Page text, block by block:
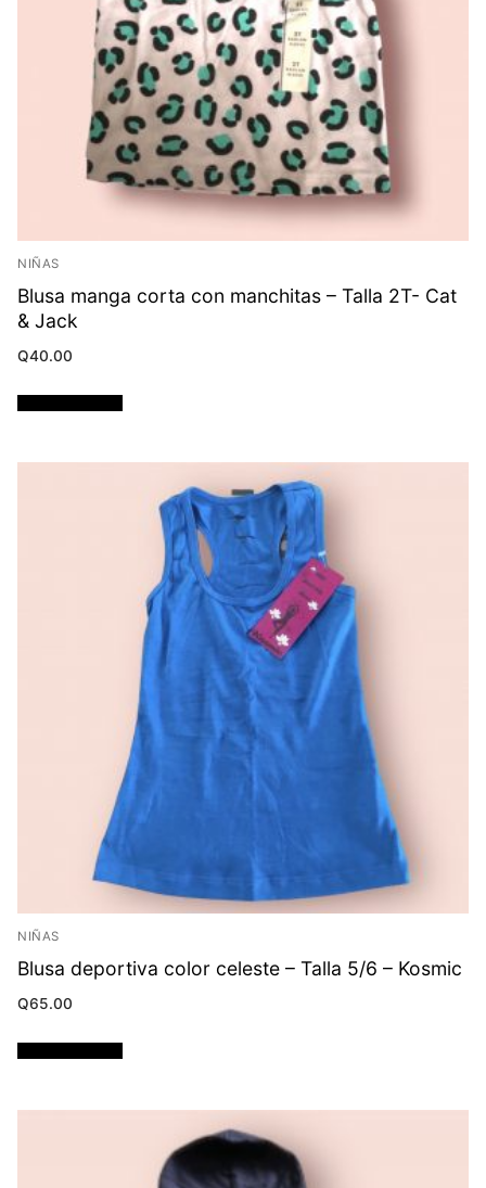
NIÑAS
Blusa manga corta con manchitas – Talla 2T- Cat
& Jack
Q40.00
NIÑAS
Blusa deportiva color celeste – Talla 5/6 – Kosmic
Q65.00